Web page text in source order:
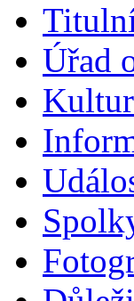
Úřad